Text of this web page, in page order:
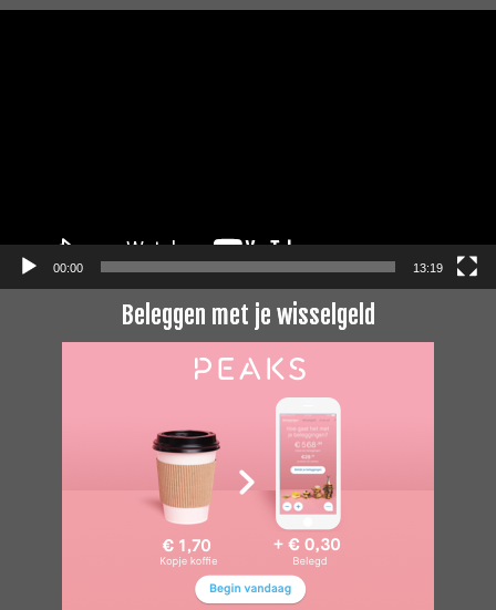
00:00 13:19
Beleggen met je wisselgeld